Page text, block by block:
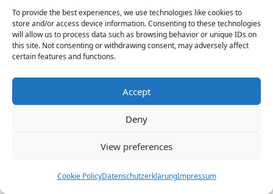
To provide the best experiences, we use technologies like cookies to
store and/or access device information. Consenting to these technologies
will allow us to process data such as browsing behavior or unique IDs on
this site. Not consenting or withdrawing consent, may adversely affect
certain features and functions.
Accept
Deny
View preferences
Cookie PolicyDatenschutzerklärungImpressum
arbeiten. Zudem wird die Flotte der
Binnen- und Passagierschifffahrt
modernisiert, was zusätzliche Arbeitsplätze
schafft. Prognosen gehen davon aus, dass
bis 2030mindestens 10% mehr
benötigt werden, insbesondere
im Bereich umweltfreundlicher
Einfluss der